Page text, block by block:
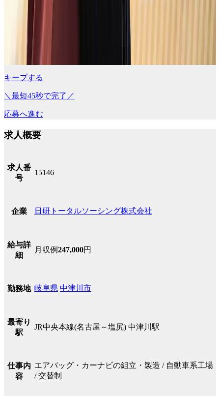
キープする
＼最短45秒で完了／
応募へ進む
求人概要
求人番
号
15146
企業 日研トータルソーシング株式会社
給与詳
細
月収例247,000円
勤務地 岐阜県 中津川市
最寄り
駅
JR中央本線(名古屋～塩尻) 中津川駅
仕事内
容
エアバッグ・カーナビの組立・製造 / 自動車系工場
/ 交替制